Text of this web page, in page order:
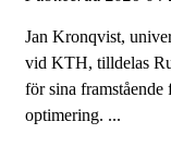
Jan Kronqvist,
vid KTH, tilldelas
för sina framstående
optimering. ...